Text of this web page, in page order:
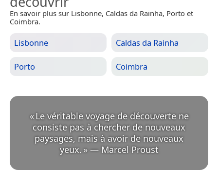
En savoir plus sur Lisbonne, Caldas da Rainha, Porto et
Coimbra.
Lisbonne Caldas da Rainha
Porto Coimbra
«Le véritable voyage de découverte ne
consiste pas à chercher de nouveaux
paysages, mais à avoir de nouveaux
yeux. » — Marcel Proust